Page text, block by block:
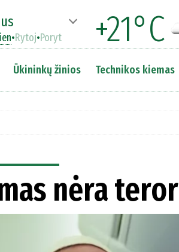
+21°C
•Rytoj•Poryt
Ūkininkų žinios Technikos kiemas
nėra